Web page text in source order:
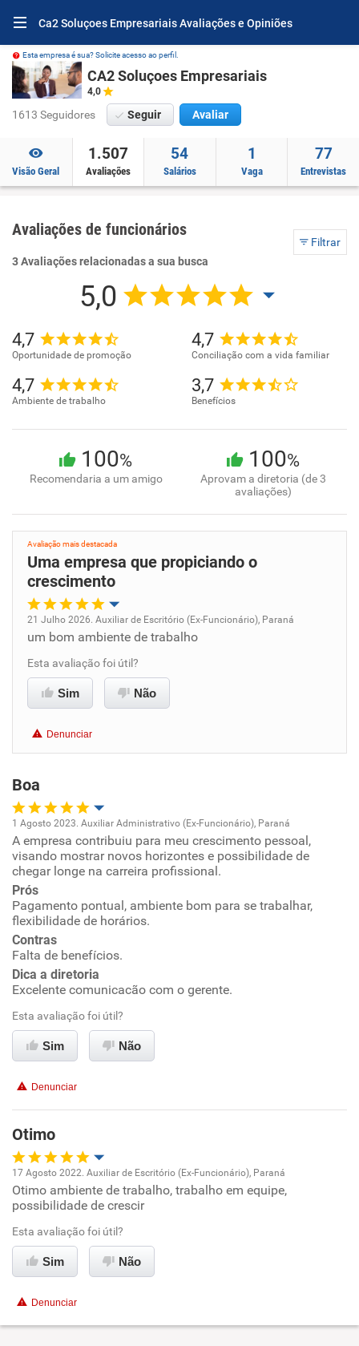
Ca2 Soluçoes Empresariais Avaliações e Opiniões
Esta empresa é sua? Solicite acesso ao perfil.
CA2 Soluçoes Empresariais
4,0
1613 Seguidores Seguir Avaliar
Visão Geral
1.507
Avaliações
54
Salários
1
Vaga
77
Entrevistas
Avaliações de funcionários
Filtrar
3 Avaliações relacionadas a sua busca
5,0
4,7
Oportunidade de promoção
4,7
Conciliação com a vida familiar
4,7
Ambiente de trabalho
3,7
Benefícios
100%
Recomendaria a um amigo
100%
Aprovam a diretoria (de 3
avaliações)
Avaliação mais destacada
Uma empresa que propiciando o
crescimento
Oportunidade de promoção
Ambiente de trabalho
Benefícios
Recomenda esta empresa
Recomenda a diretoria
21 Julho 2026. Auxiliar de Escritório (Ex-Funcionário), Paraná
um bom ambiente de trabalho
Esta avaliação foi útil?
Sim Não
Denunciar
Boa
Oportunidade de promoção
Ambiente de trabalho
Conciliação com a vida familiar
Benefícios
1 Agosto 2023. Auxiliar Administrativo (Ex-Funcionário), Paraná
A empresa contribuiu para meu crescimento pessoal,
visando mostrar novos horizontes e possibilidade de
chegar longe na carreira profissional.
Prós
Pagamento pontual, ambiente bom para se trabalhar,
flexibilidade de horários.
Contras
Falta de benefícios.
Dica a diretoria
Excelente comunicacão com o gerente.
Esta avaliação foi útil?
Sim Não
Denunciar
Otimo
Oportunidade de promoção
Ambiente de trabalho
Conciliação com a vida familiar
17 Agosto 2022. Auxiliar de Escritório (Ex-Funcionário), Paraná
Otimo ambiente de trabalho, trabalho em equipe,
possibilidade de crescir
Esta avaliação foi útil?
Sim Não
Denunciar